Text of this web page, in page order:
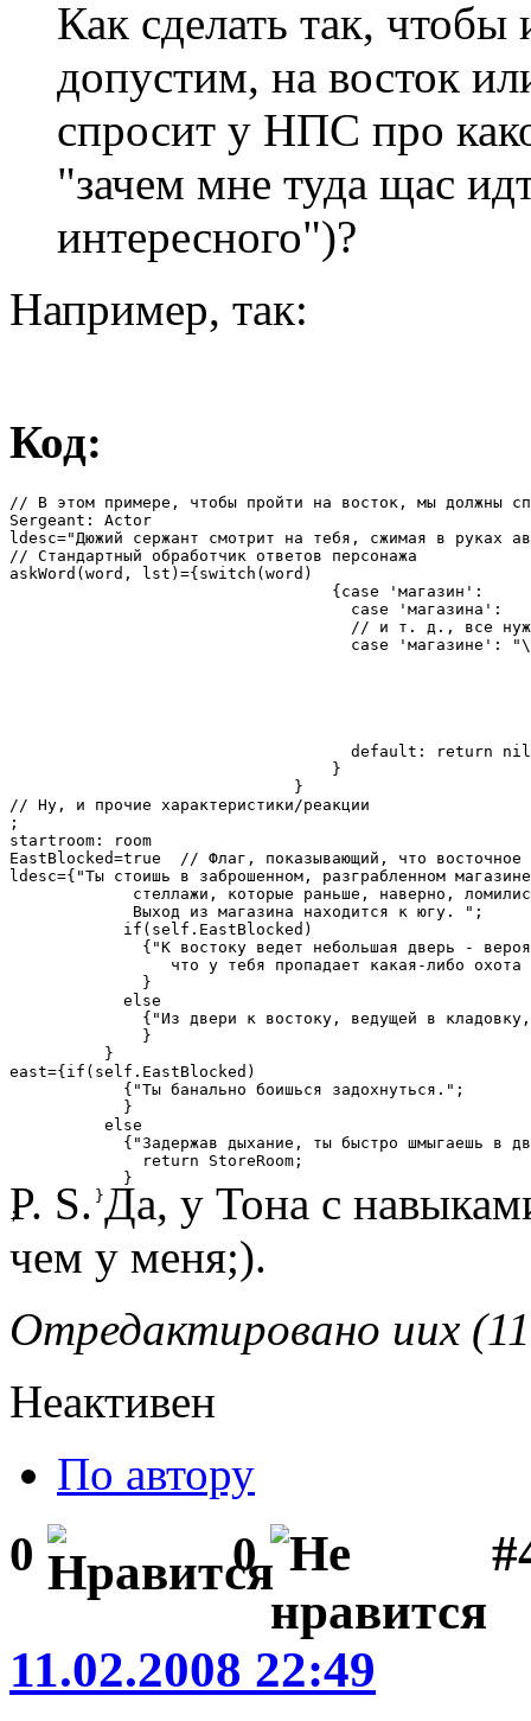
Как сделать так,
допустим, на восток
спросит у НПС про
"зачем мне туда щас
интересного")?
Например, так:
Код:
// В этом примере, чтобы пройти на восток, мы должны
Sergeant: Actor
ldesc="Дюжий сержант смотрит на тебя, сжимая в руках
// Стандартный обработчик ответов персонажа
askWord(word, lst)={switch(word)
                                  {case 'магазин':
                                    case 'магазина':
// и т. д., все
case 'магазине':
default: return
                                  }
                              }
// Ну, и прочие характеристики/реакции
;
startroom: room
EastBlocked=true  // Флаг, показывающий, что восточное
ldesc={"Ты стоишь в заброшенном, разграбленном
стеллажи, которые раньше, наверно,
             Выход из магазина находится к югу. ";
            if(self.EastBlocked)
{"К востоку ведет небольшая дверь -
что у тебя пропадает какая-либо охота
              }
            else
{"Из двери к востоку, ведущей в
              }
          }
east={if(self.EastBlocked)
            {"Ты банально боишься задохнуться.";
            }
          else
{"Задержав дыхание, ты быстро шмыгаешь в
              return StoreRoom;
            }
         }
;
P. S. Да, у Тона с
чем у меня;).
Отредактировано uux
Неактивен
По автору
0 0
11.02.2008 22:49